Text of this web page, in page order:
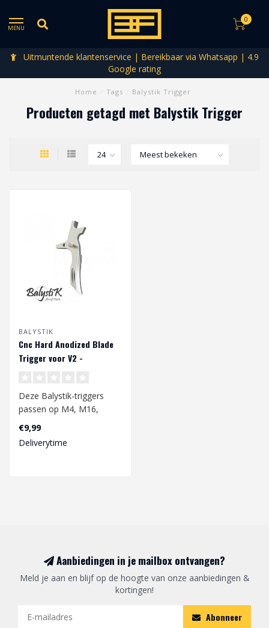
MENU
0
Uitmuntende klantenservice | Bereikbaar via Whatsapp | 4.9
Google rating
Home Tags Balystik Trigger
Producten getagd met Balystik Trigger
BALYSTIK
Cnc Hard Anodized Blade
Trigger voor V2 -
Deze Balystik-triggers
passen op M4, M16,
HK416, SCAR L, SCAR H
AEG & HPA AEG & ..
€9,99
Deliverytime
Aanbiedingen in je mailbox ontvangen?
Meld je aan en blijf op de hoogte van onze aanbiedingen &
kortingen!
Abonneer